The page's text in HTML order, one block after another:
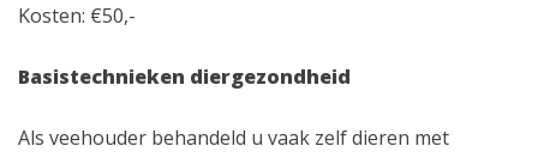
Kosten: €50,-
Basistechnieken diergezondheid
Als veehouder behandeld u vaak zelf dieren met